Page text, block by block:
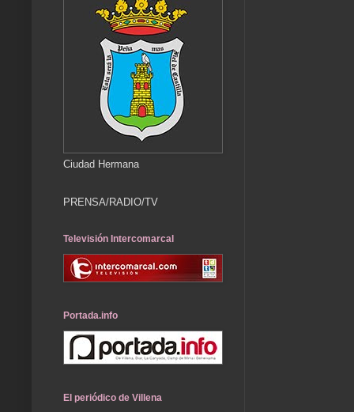
Ciudad Hermana
PRENSA/RADIO/TV
Televisión Intercomarcal
Portada.info
El periódico de Villena